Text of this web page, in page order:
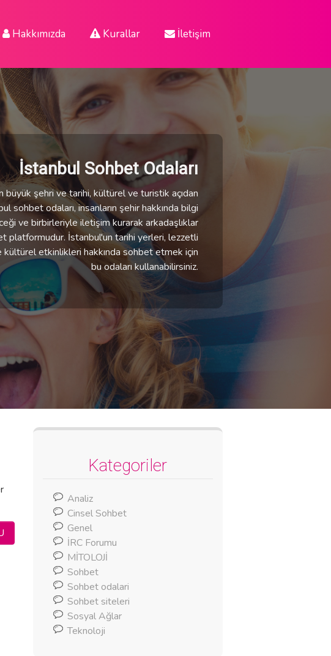
Hakkımızda Kurallar İletişim
İstanbul Sohbet Odaları
büyük şehri ve tarihi, kültürel ve turistik açıdan
sohbet odaları, insanların şehir hakkında bilgi
ve birbirleriyle iletişim kurarak arkadaşlıklar
platformudur. İstanbul'un tarihi yerleri, lezzetli
etkinlikleri hakkında sohbet etmek için
bu odaları kullanabilirsiniz.
Kategoriler
Analiz
Cinsel Sohbet
Genel
İRC Forumu
MİTOLOJİ
Sohbet
Sohbet odalari
Sohbet siteleri
Sosyal Ağlar
Teknoloji